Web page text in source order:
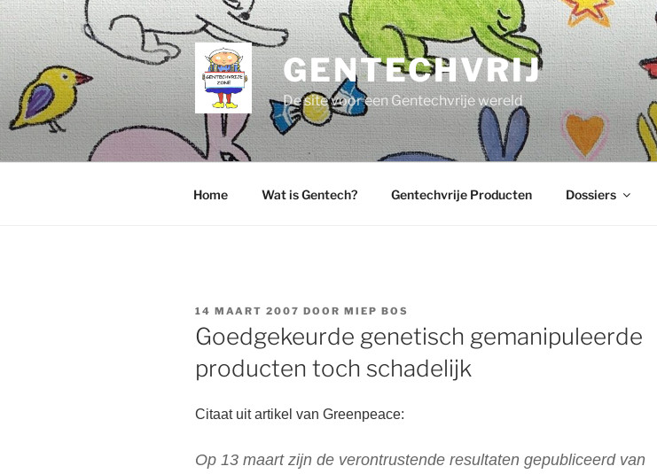
Ga
naar
de
inhoud
GENTECHVRIJ
De site voor een Gentechvrije wereld
Home Wat is Gentech? Gentechvrije Producten Dossiers
GEPLAATST
OP
14 MAART 2007 DOOR MIEP BOS
Goedgekeurde genetisch gemanipuleerde
producten toch schadelijk
Citaat uit artikel van Greenpeace:
Op 13 maart zijn de verontrustende resultaten gepubliceerd van